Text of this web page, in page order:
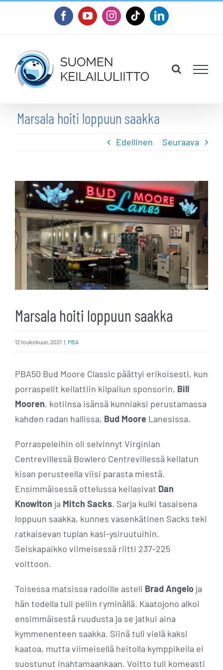
FacebookYouTubeInstagram
TiktokLinkedIn
Marsala hoiti loppuun saakka
Edellinen Seuraava
Katso
kuvaa
isompana
Marsala hoiti loppuun saakka
12 toukokuun, 2021 | PBA
PBA50 Bud Moore Classic päättyi erikoisesti, kun
porraspelit keilattiin kilpailun sponsorin, Bill
Mooren, kotiinsa isänsä kunniaksi perustamassa
kahden radan hallissa, Bud Moore Lanesissa.
Porraspeleihin oli selvinnyt Virginian
Centrevillessä Bowlero Centrevillessä keilatun
kisan perusteella viisi parasta miestä.
Ensimmäisessä ottelussa keilasivat Dan
Knowlton ja Mitch Sacks. Sarja kulki tasaisena
loppuun saakka, kunnes vasenkätinen Sacks teki
ratkaisevan tuplan kasi-ysiruutuihin.
Seiskapaikko viimeisessä riitti 237-225
voittoon.
Toisessa matsissa radoille asteli Brad Angelo ja
hän todella tuli peliin ryminällä. Kaatojono alkoi
ensimmäisestä ruudusta ja se jatkui aina
kymmenenteen saakka. Siinä tuli vielä kaksi
kaatoa, mutta viimeisellä heitolla kymppikeila ei
suostunut inahtamaankaan. Voitto tuli komeasti